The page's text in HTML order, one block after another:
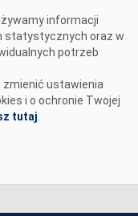
informacji
statystycznych oraz w
potrzeb
zmienić ustawienia
i o ochronie Twojej
tutaj